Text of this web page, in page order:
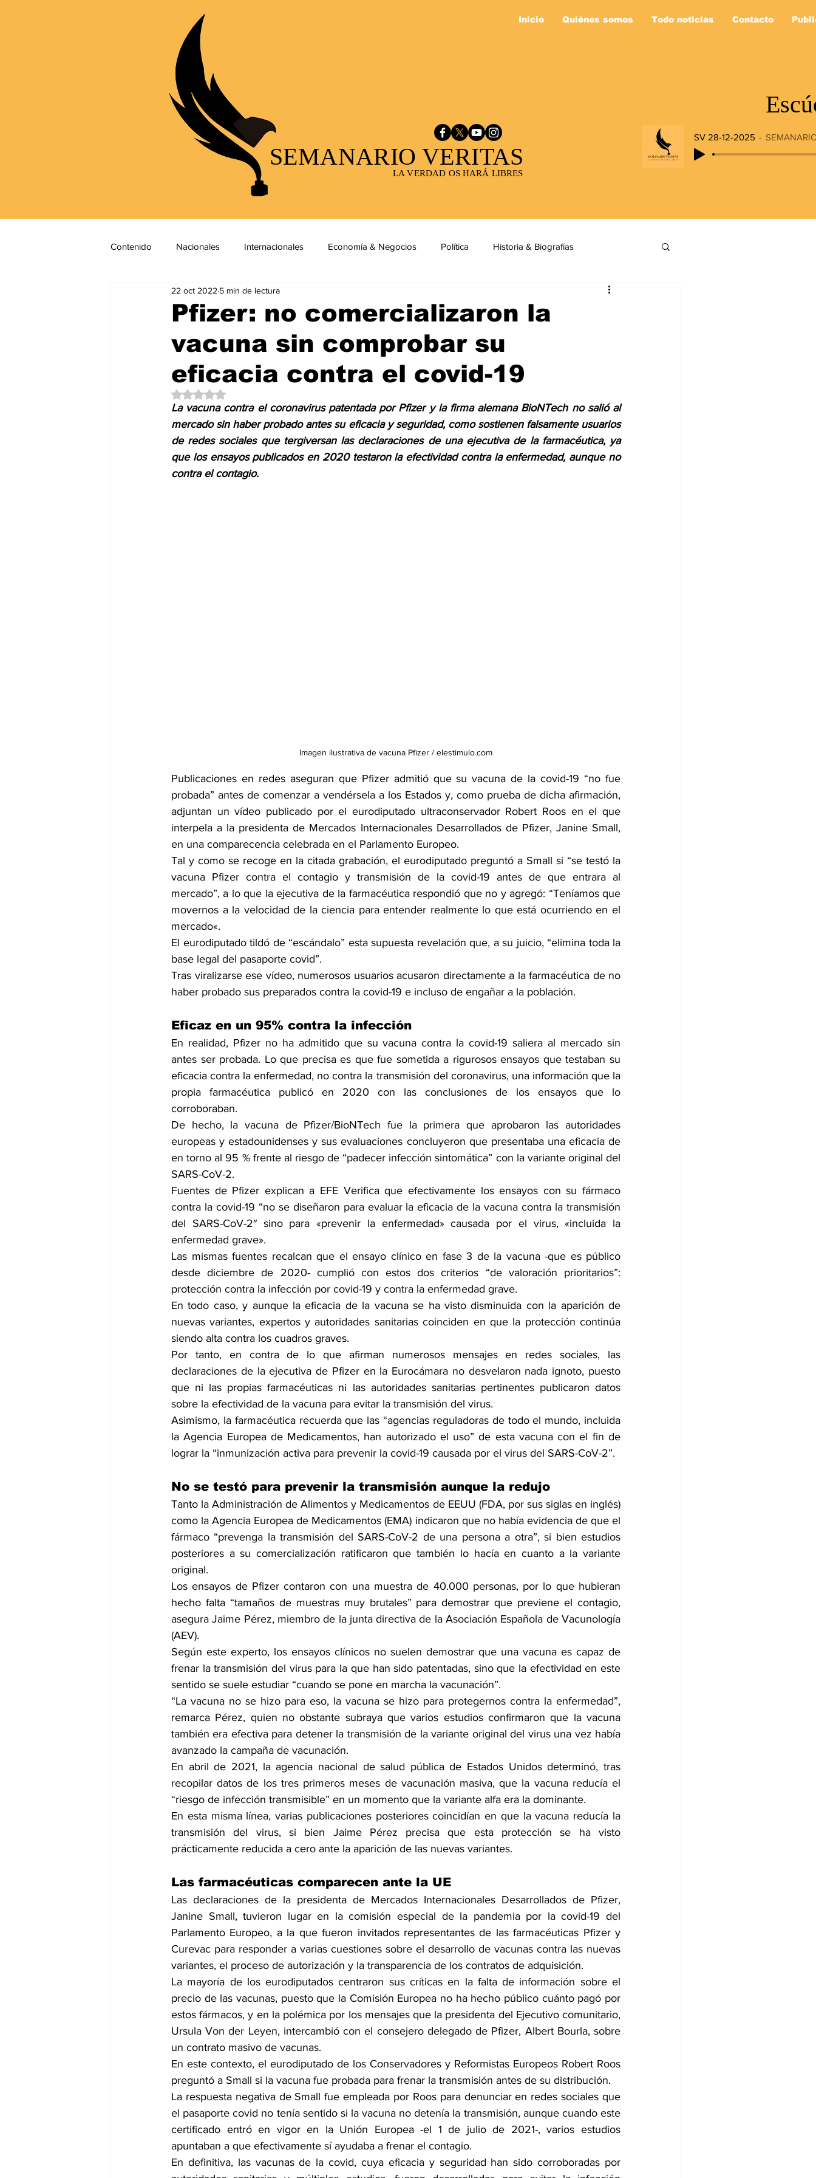
Inicio Quiénes somos Todo noticias Contacto
LA VERDAD OS HARÁ LIBRES
SEMANARIO VERITAS
SV 28-12-2025
Contenido Nacionales Internacionales Economía & Negocios Política Historia & Biografías
Salud & Bienestar Editorial
Mundo Gastronómico Mundo Animal Arte & Cultura Deportes
Pfizer: no comercializaron la
vacuna sin comprobar su
eficacia contra el covid-19
22 oct 2022 5 min de lectura
Obtuvo NaN de 5 estrellas.
La vacuna contra el coronavirus patentada por Pfizer y la firma alemana BioNTech no salió al
mercado sin haber probado antes su eficacia y seguridad, como sostienen falsamente usuarios
de redes sociales que tergiversan las declaraciones de una ejecutiva de la farmacéutica, ya
que los ensayos publicados en 2020 testaron la efectividad contra la enfermedad, aunque no
contra el contagio.
Imagen ilustrativa de vacuna Pfizer / elestimulo.com
Publicaciones en redes aseguran que Pfizer admitió que su vacuna de la covid-19 “no fue
probada” antes de comenzar a vendérsela a los Estados y, como prueba de dicha afirmación,
adjuntan un vídeo publicado por el eurodiputado ultraconservador Robert Roos en el que
interpela a la presidenta de Mercados Internacionales Desarrollados de Pfizer, Janine Small,
en una comparecencia celebrada en el Parlamento Europeo.
Tal y como se recoge en la citada grabación, el eurodiputado preguntó a Small si “se testó la
vacuna Pfizer contra el contagio y transmisión de la covid-19 antes de que entrara al
mercado”, a lo que la ejecutiva de la farmacéutica respondió que no y agregó: “Teníamos que
movernos a la velocidad de la ciencia para entender realmente lo que está ocurriendo en el
mercado«.
El eurodiputado tildó de “escándalo” esta supuesta revelación que, a su juicio, “elimina toda la
base legal del pasaporte covid”.
Tras viralizarse ese vídeo, numerosos usuarios acusaron directamente a la farmacéutica de no
haber probado sus preparados contra la covid-19 e incluso de engañar a la población.
Eficaz en un 95% contra la infección
En realidad, Pfizer no ha admitido que su vacuna contra la covid-19 saliera al mercado sin
antes ser probada. Lo que precisa es que fue sometida a rigurosos ensayos que testaban su
eficacia contra la enfermedad, no contra la transmisión del coronavirus, una información que la
propia farmacéutica publicó en 2020 con las conclusiones de los ensayos que lo
corroboraban.
De hecho, la vacuna de Pfizer/BioNTech fue la primera que aprobaron las autoridades
europeas y estadounidenses y sus evaluaciones concluyeron que presentaba una eficacia de
en torno al 95 % frente al riesgo de “padecer infección sintomática” con la variante original del
SARS-CoV-2.
Fuentes de Pfizer explican a EFE Verifica que efectivamente los ensayos con su fármaco
contra la covid-19 “no se diseñaron para evaluar la eficacia de la vacuna contra la transmisión
del SARS-CoV-2″ sino para «prevenir la enfermedad» causada por el virus, «incluida la
enfermedad grave».
Las mismas fuentes recalcan que el ensayo clínico en fase 3 de la vacuna -que es público
desde diciembre de 2020- cumplió con estos dos criterios “de valoración prioritarios”:
protección contra la infección por covid-19 y contra la enfermedad grave.
En todo caso, y aunque la eficacia de la vacuna se ha visto disminuida con la aparición de
nuevas variantes, expertos y autoridades sanitarias coinciden en que la protección continúa
siendo alta contra los cuadros graves.
Por tanto, en contra de lo que afirman numerosos mensajes en redes sociales, las
declaraciones de la ejecutiva de Pfizer en la Eurocámara no desvelaron nada ignoto, puesto
que ni las propias farmacéuticas ni las autoridades sanitarias pertinentes publicaron datos
sobre la efectividad de la vacuna para evitar la transmisión del virus.
Asimismo, la farmacéutica recuerda que las “agencias reguladoras de todo el mundo, incluida
la Agencia Europea de Medicamentos, han autorizado el uso” de esta vacuna con el fin de
lograr la “inmunización activa para prevenir la covid-19 causada por el virus del SARS-CoV-2”.
No se testó para prevenir la transmisión aunque la redujo
Tanto la Administración de Alimentos y Medicamentos de EEUU (FDA, por sus siglas en inglés)
como la Agencia Europea de Medicamentos (EMA) indicaron que no había evidencia de que el
fármaco “prevenga la transmisión del SARS-CoV-2 de una persona a otra”, si bien estudios
posteriores a su comercialización ratificaron que también lo hacía en cuanto a la variante
original.
Los ensayos de Pfizer contaron con una muestra de 40.000 personas, por lo que hubieran
hecho falta “tamaños de muestras muy brutales” para demostrar que previene el contagio,
asegura Jaime Pérez, miembro de la junta directiva de la Asociación Española de Vacunología
(AEV).
Según este experto, los ensayos clínicos no suelen demostrar que una vacuna es capaz de
frenar la transmisión del virus para la que han sido patentadas, sino que la efectividad en este
sentido se suele estudiar “cuando se pone en marcha la vacunación”.
“La vacuna no se hizo para eso, la vacuna se hizo para protegernos contra la enfermedad”,
remarca Pérez, quien no obstante subraya que varios estudios confirmaron que la vacuna
también era efectiva para detener la transmisión de la variante original del virus una vez había
avanzado la campaña de vacunación.
En abril de 2021, la agencia nacional de salud pública de Estados Unidos determinó, tras
recopilar datos de los tres primeros meses de vacunación masiva, que la vacuna reducía el
“riesgo de infección transmisible” en un momento que la variante alfa era la dominante.
En esta misma línea, varias publicaciones posteriores coincidían en que la vacuna reducía la
transmisión del virus, si bien Jaime Pérez precisa que esta protección se ha visto
prácticamente reducida a cero ante la aparición de las nuevas variantes.
Las farmacéuticas comparecen ante la UE
Las declaraciones de la presidenta de Mercados Internacionales Desarrollados de Pfizer,
Janine Small, tuvieron lugar en la comisión especial de la pandemia por la covid-19 del
Parlamento Europeo, a la que fueron invitados representantes de las farmacéuticas Pfizer y
Curevac para responder a varias cuestiones sobre el desarrollo de vacunas contra las nuevas
variantes, el proceso de autorización y la transparencia de los contratos de adquisición.
La mayoría de los eurodiputados centraron sus críticas en la falta de información sobre el
precio de las vacunas, puesto que la Comisión Europea no ha hecho público cuánto pagó por
estos fármacos, y en la polémica por los mensajes que la presidenta del Ejecutivo comunitario,
Ursula Von der Leyen, intercambió con el consejero delegado de Pfizer, Albert Bourla, sobre
un contrato masivo de vacunas.
En este contexto, el eurodiputado de los Conservadores y Reformistas Europeos Robert Roos
preguntó a Small si la vacuna fue probada para frenar la transmisión antes de su distribución.
La respuesta negativa de Small fue empleada por Roos para denunciar en redes sociales que
el pasaporte covid no tenía sentido si la vacuna no detenía la transmisión, aunque cuando este
certificado entró en vigor en la Unión Europea -el 1 de julio de 2021-, varios estudios
apuntaban a que efectivamente sí ayudaba a frenar el contagio.
En definitiva, las vacunas de la covid, cuya eficacia y seguridad han sido corroboradas por